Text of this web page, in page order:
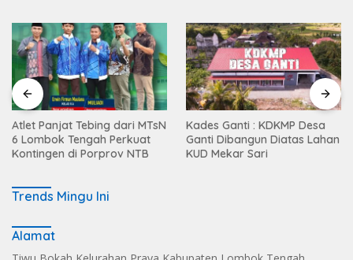
Atlet Panjat Tebing dari MTsN
6 Lombok Tengah Perkuat
Kontingen di Porprov NTB
Kades Ganti : KDKMP Desa
Ganti Dibangun Diatas Lahan
KUD Mekar Sari
Trends Mingu Ini
Alamat